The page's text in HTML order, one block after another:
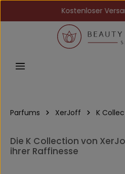
Zum Hauptinhalt springen
Kostenloser
Parfums XerJoff K
Die K Collection von
ihrer Raffinesse